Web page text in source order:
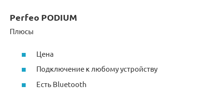
Perfeo PODIUM
Плюсы
Цена
Подключение к любому устройству
Есть Bluetooth